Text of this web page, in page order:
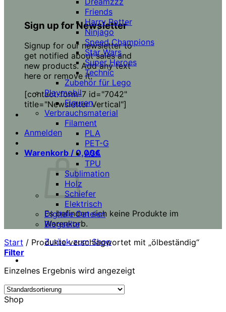
Sign up for Newsletter
Signup for our newsletter to
get notified about sales and
new products. Add any text
here or remove it.
[contact-form-7 id="7042"
title="Newsletter Vertical"]
Anmelden
Warenkorb / 0,00€
Es befinden sich keine Produkte im
Warenkorb.
Zurück zum Shop
Friends
Harry Potter
Ninjago
Speed Champions
Star Wars
Super Heroes
Technic
Zubehör für Lego
Playmobil
Figuren
Verbrauchsmaterial
Filament
PLA
PET-G
ASA
TPU
Sublimation
Holz
Schiefer
Elektrisch
Digitale Dateien
Blogseite
Start / Produkte verschlagwortet mit „ölbeständig“
Filter
Einzelnes Ergebnis wird angezeigt
Shop